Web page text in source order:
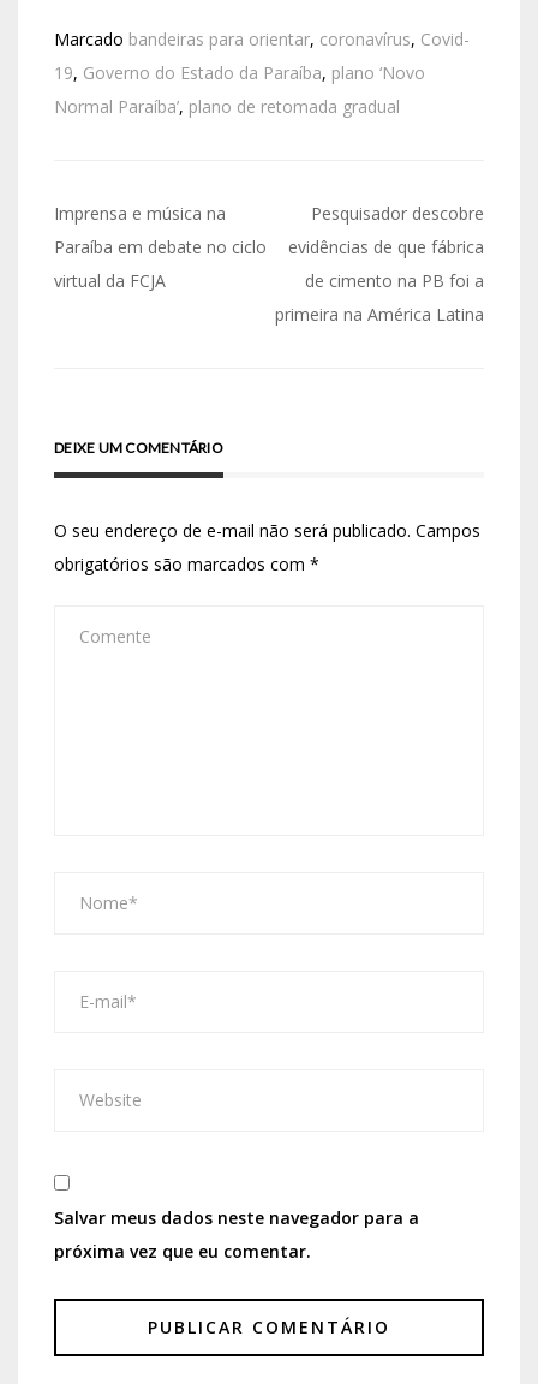
Marcado bandeiras para orientar, coronavírus, Covid-
19, Governo do Estado da Paraíba, plano ‘Novo
Normal Paraíba’, plano de retomada gradual
Imprensa e música na
Paraíba em debate no ciclo
virtual da FCJA
Pesquisador descobre
evidências de que fábrica
de cimento na PB foi a
primeira na América Latina
DEIXE UM COMENTÁRIO
O seu endereço de e-mail não será publicado. Campos
obrigatórios são marcados com *
Salvar meus dados neste navegador para a
próxima vez que eu comentar.